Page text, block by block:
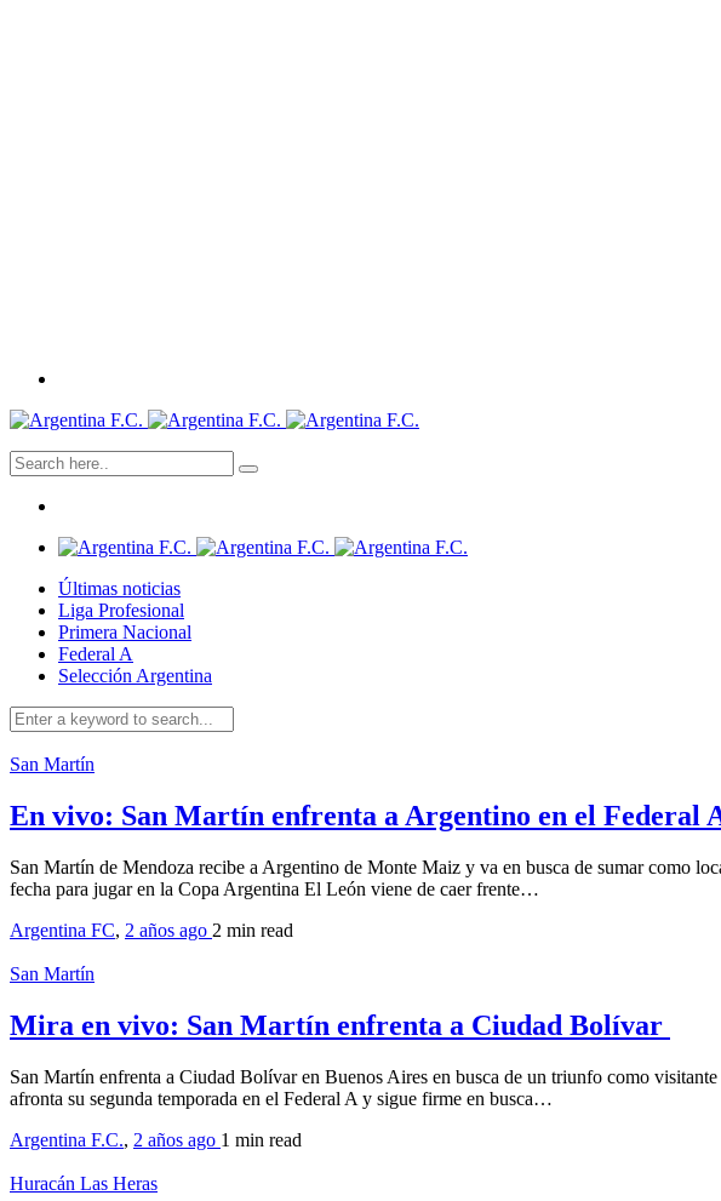
Últimas noticias
Liga Profesional
Primera Nacional
Federal A
Selección Argentina
San Martín
En vivo: San Martín enfrenta a Argentino en el Federal
San Martín de Mendoza recibe a Argentino de Monte Maiz y va en busca de sumar como
fecha para jugar en la Copa Argentina El León viene de caer frente…
Argentina FC, 2 años ago 2 min read
San Martín
Mira en vivo: San Martín enfrenta a Ciudad Bolívar
San Martín enfrenta a Ciudad Bolívar en Buenos Aires en busca de un triunfo como
afronta su segunda temporada en el Federal A y sigue firme en busca…
Argentina F.C., 2 años ago 1 min read
Huracán Las Heras